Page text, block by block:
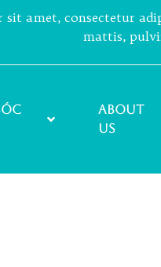
sit amet, consectetur
mattis,
About
Us